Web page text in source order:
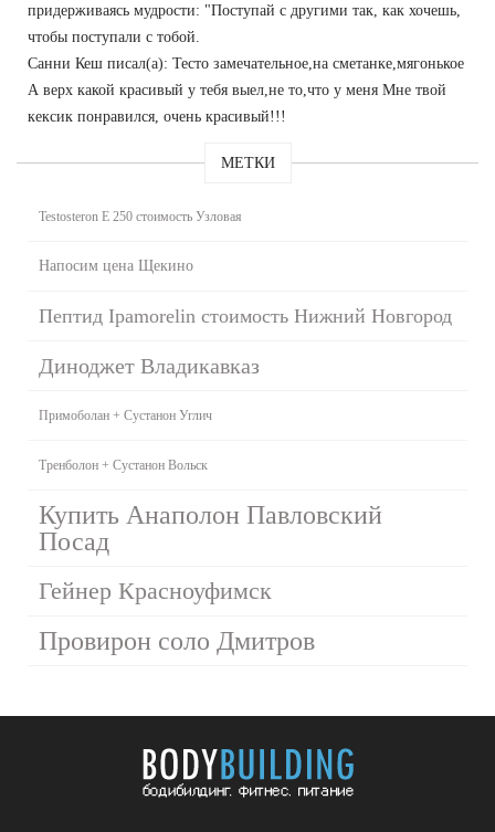
придерживаясь мудрости: "Поступай с другими так, как хочешь,
чтобы поступали с тобой.
Санни Кеш писал(а): Тесто замечательное,на сметанке,мягонькое
А верх какой красивый у тебя выел,не то,что у меня Мне твой
кексик понравился, очень красивый!!!
МЕТКИ
Testosteron E 250 стоимость Узловая
Напосим цена Щекино
Пептид Ipamorelin стоимость Нижний Новгород
Диноджет Владикавказ
Примоболан + Сустанон Углич
Тренболон + Сустанон Вольск
Купить Анаполон Павловский
Посад
Гейнер Красноуфимск
Провирон соло Дмитров